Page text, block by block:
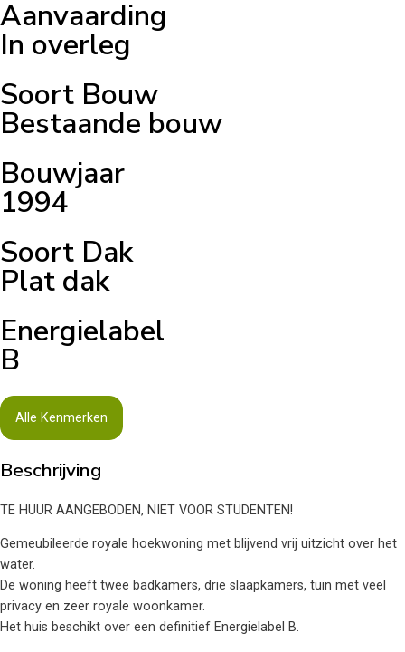
Aanvaarding
In overleg
Soort Bouw
Bestaande bouw
Bouwjaar
1994
Soort Dak
Plat dak
Energielabel
B
Alle Kenmerken
Beschrijving
TE HUUR AANGEBODEN, NIET VOOR STUDENTEN!
Gemeubileerde royale hoekwoning met blijvend vrij uitzicht over het
water.
De woning heeft twee badkamers, drie slaapkamers, tuin met veel
privacy en zeer royale woonkamer.
Het huis beschikt over een definitief Energielabel B.